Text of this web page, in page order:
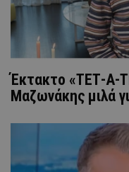
Έκτακτο «ΤΕΤ-Α-
Μαζωνάκης μιλά